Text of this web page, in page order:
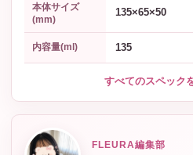
本体サイズ
(mm)
135×65×50
内容量(ml) 135
すべてのスペック
FLEURA編集部